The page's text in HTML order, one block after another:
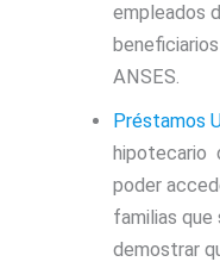
empleados
ANSES.
Préstamos
hipotecario
poder
familias que
demostrar